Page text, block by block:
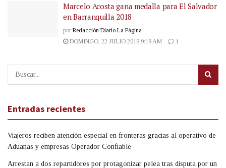
Marcelo Acosta gana medalla para El Salvador
en Barranquilla 2018
por Redacción Diario La Página
DOMINGO, 22 JULIO 2018 9:19 AM
1
Entradas recientes
Viajeros reciben atención especial en fronteras gracias al operativo de
Aduanas y empresas Operador Confiable
Arrestan a dos repartidores por protagonizar pelea tras disputa por un